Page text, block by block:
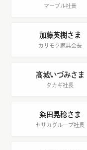
マーブル社長
加藤英樹さま
カリモク家具会長
髙城いづみさま
タカギ社長
粂田晃稔さま
ヤサカグループ社長